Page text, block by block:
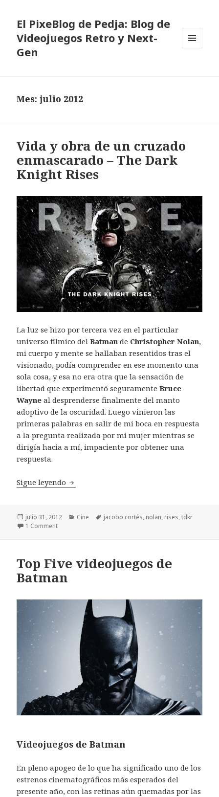
El PixeBlog de Pedja: Blog de
Videojuegos Retro y Next-
Gen
Mes:julio 2012
Vida y obra de un cruzado
enmascarado – The Dark
Knight Rises
La luz se hizo por tercera vez en el particular
universo fílmico delBatman de Christopher Nolan,
mi cuerpo y mente se hallaban resentidos tras el
visionado, podía comprender en ese momento una
sola cosa, y esa no era otra que la sensación de
libertad que experimentó seguramente Bruce
Wayne al desprenderse finalmente del manto
adoptivo de la oscuridad. Luego vinieron las
primeras palabras en salir de mi boca en respuesta
a la pregunta realizada por mi mujer mientras se
dirigía hacia a mí, impaciente por obtener una
respuesta.
Sigue leyendo Vida y obra de un cruzado enmascarado
Publicado
el
julio 31, 2012 Categorías
Cine Etiquetas
jacobo cortés, nolan, rises,tdkr
1 Comment
Top Five videojuegos de
Batman
Videojuegos de Batman
En pleno apogeo de lo que ha significado uno de los
estrenos cinematográficos más esperados del
presente año, con las retinas aún quemadas por las